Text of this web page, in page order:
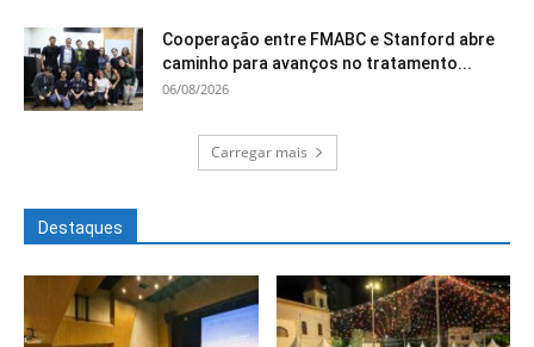
Cooperação entre FMABC e Stanford abre
caminho para avanços no tratamento...
06/08/2026
Carregar mais
Destaques